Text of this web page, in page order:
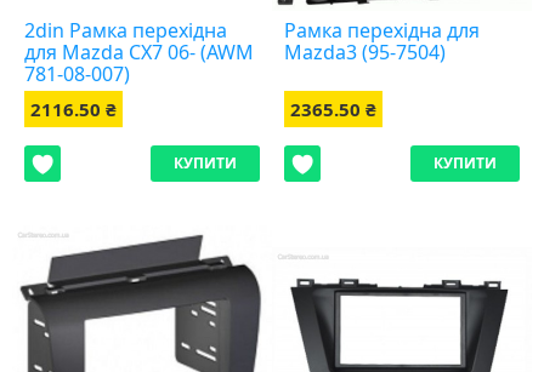
2din Рамка перехідна
для Mazda CX7 06- (AWM
781-08-007)
2116.50 ₴
КУПИТИ
Рамка перехідна для
Mazda3 (95-7504)
2365.50 ₴
КУПИТИ